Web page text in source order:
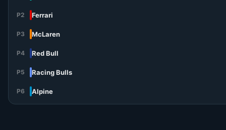
P2 Ferrari
P3 McLaren
P4 Red Bull
P5 Racing Bulls
P6 Alpine